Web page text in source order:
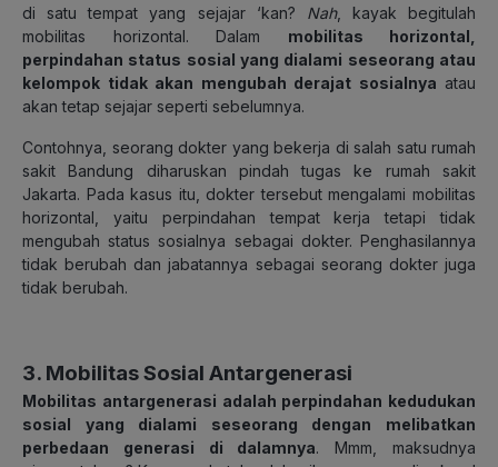
di satu tempat yang sejajar ‘kan? Nah, kayak begitulah
mobilitas horizontal. Dalam mobilitas horizontal,
perpindahan status sosial yang dialami seseorang atau
kelompok tidak akan mengubah derajat sosialnya atau
akan tetap sejajar seperti sebelumnya.
Contohnya, seorang dokter yang bekerja di salah satu rumah
sakit Bandung diharuskan pindah tugas ke rumah sakit
Jakarta. Pada kasus itu, dokter tersebut mengalami mobilitas
horizontal, yaitu perpindahan tempat kerja tetapi tidak
mengubah status sosialnya sebagai dokter. Penghasilannya
tidak berubah dan jabatannya sebagai seorang dokter juga
tidak berubah.
3. Mobilitas Sosial Antargenerasi
Mobilitas antargenerasi adalah perpindahan kedudukan
sosial yang dialami seseorang dengan melibatkan
perbedaan generasi di dalamnya. Mmm, maksudnya